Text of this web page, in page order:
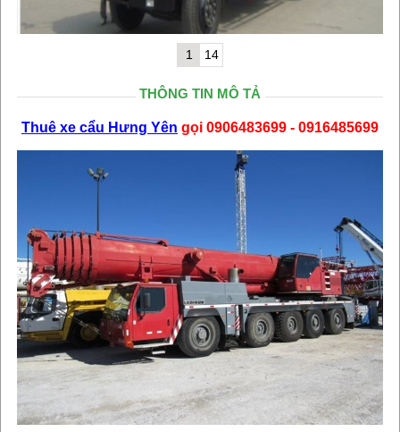
1 14
THÔNG TIN MÔ TẢ
Thuê xe cẩu Hưng Yên gọi 0906483699 - 0916485699